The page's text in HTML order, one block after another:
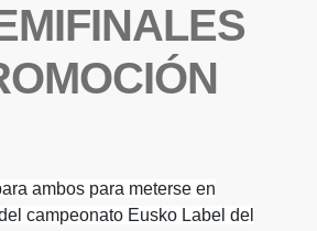
ambos para meterse en
campeonato Eusko Label del